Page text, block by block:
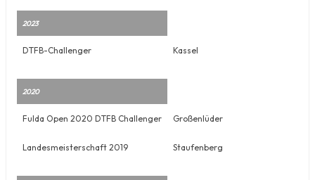
2023
DTFB-Challenger Kassel
2020
Fulda Open 2020 DTFB Challenger Großenlüder
Landesmeisterschaft 2019 Staufenberg